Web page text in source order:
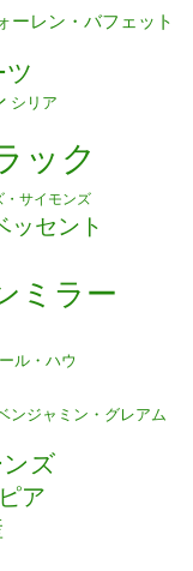
ーレン・バフェット
シリア
ック
・サイモンズ
ッセント
ミラー
ル・ハウ
ンジャミン・グレアム
ズ
ア